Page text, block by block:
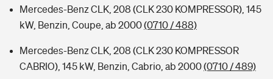
Mercedes-Benz CLK, 208 (CLK 230 KOMPRESSOR), 145
kW, Benzin, Coupe, ab 2000(0710 / 488)
Mercedes-Benz CLK, 208 (CLK 230 KOMPRESSOR
CABRIO), 145 kW, Benzin, Cabrio, ab 2000(0710 / 489)